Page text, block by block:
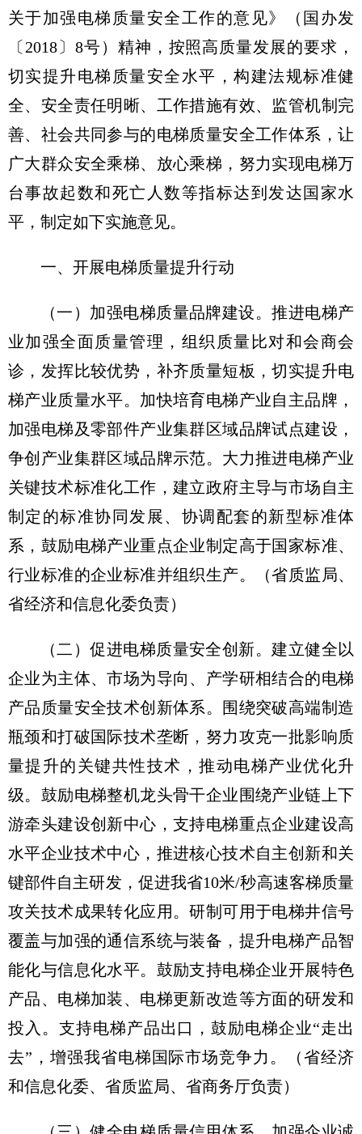
关于加强电梯质量安全工作的意见》（国办发
〔2018〕8号）精神，按照高质量发展的要求，
切实提升电梯质量安全水平，构建法规标准健
全、安全责任明晰、工作措施有效、监管机制完
善、社会共同参与的电梯质量安全工作体系，让
广大群众安全乘梯、放心乘梯，努力实现电梯万
台事故起数和死亡人数等指标达到发达国家水
平，制定如下实施意见。
一、开展电梯质量提升行动
（一）加强电梯质量品牌建设。推进电梯产
业加强全面质量管理，组织质量比对和会商会
诊，发挥比较优势，补齐质量短板，切实提升电
梯产业质量水平。加快培育电梯产业自主品牌，
加强电梯及零部件产业集群区域品牌试点建设，
争创产业集群区域品牌示范。大力推进电梯产业
关键技术标准化工作，建立政府主导与市场自主
制定的标准协同发展、协调配套的新型标准体
系，鼓励电梯产业重点企业制定高于国家标准、
行业标准的企业标准并组织生产。（省质监局、
省经济和信息化委负责）
（二）促进电梯质量安全创新。建立健全以
企业为主体、市场为导向、产学研相结合的电梯
产品质量安全技术创新体系。围绕突破高端制造
瓶颈和打破国际技术垄断，努力攻克一批影响质
量提升的关键共性技术，推动电梯产业优化升
级。鼓励电梯整机龙头骨干企业围绕产业链上下
游牵头建设创新中心，支持电梯重点企业建设高
水平企业技术中心，推进核心技术自主创新和关
键部件自主研发，促进我省10米/秒高速客梯质量
攻关技术成果转化应用。研制可用于电梯井信号
覆盖与加强的通信系统与装备，提升电梯产品智
能化与信息化水平。鼓励支持电梯企业开展特色
产品、电梯加装、电梯更新改造等方面的研发和
投入。支持电梯产品出口，鼓励电梯企业“走出
去”，增强我省电梯国际市场竞争力。（省经济
和信息化委、省质监局、省商务厅负责）